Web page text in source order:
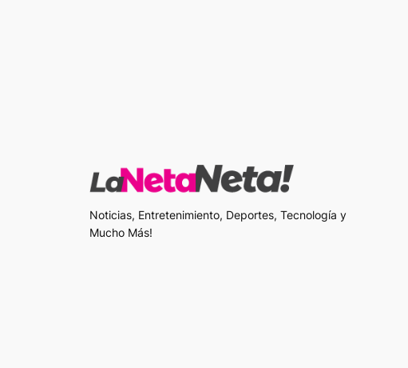
Noticias, Entretenimiento, Deportes, Tecnología y
Mucho Más!